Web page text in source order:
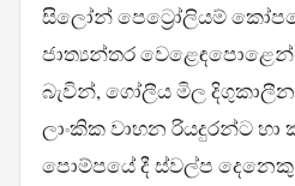
සිලෝන් පෙට්‍රෝලියම්
ජාත්‍යන්තර වෙළෙඳපොළෙන්
බැවින්, ගෝලීය මිල
ලාංකික වාහන රියදුරන්ට හා
පොම්පයේ දී ස්වල්ප